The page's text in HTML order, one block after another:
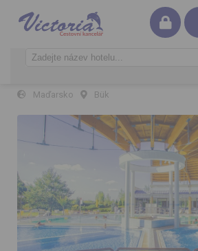
Maďarsko Bük
Bükfürdő